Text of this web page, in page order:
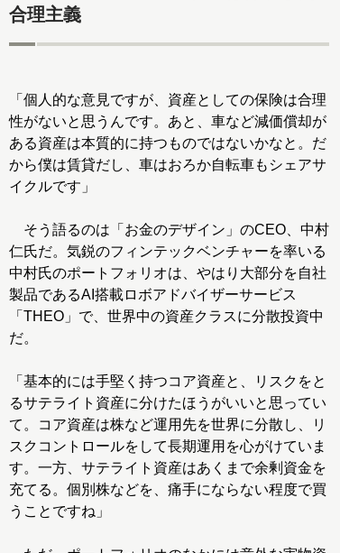
合理主義
「個人的な意見ですが、資産としての保険は合理
性がないと思うんです。あと、車など減価償却が
ある資産は本質的に持つものではないかなと。だ
から僕は賃貸だし、車はおろか自転車もシェアサ
イクルです」
そう語るのは「お金のデザイン」のCEO、中村
仁氏だ。気鋭のフィンテックベンチャーを率いる
中村氏のポートフォリオは、やはり大部分を自社
製品であるAI搭載ロボアドバイザーサービス
「THEO」で、世界中の資産クラスに分散投資中
だ。
「基本的には手堅く持つコア資産と、リスクをと
るサテライト資産に分けたほうがいいと思ってい
て。コア資産は株など運用先を世界に分散し、リ
スクコントロールをして長期運用を心がけていま
す。一方、サテライト資産はあくまで余剰資金を
充てる。個別株などを、痛手にならない程度で買
うことですね」